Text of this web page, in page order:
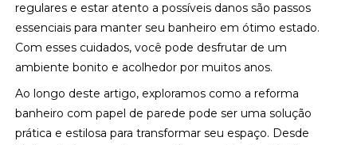
regulares e estar atento a possíveis danos são passos
essenciais para manter seu banheiro em ótimo estado.
Com esses cuidados, você pode desfrutar de um
ambiente bonito e acolhedor por muitos anos.
Ao longo deste artigo, exploramos como a reforma
banheiro com papel de parede pode ser uma solução
prática e estilosa para transformar seu espaço. Desde